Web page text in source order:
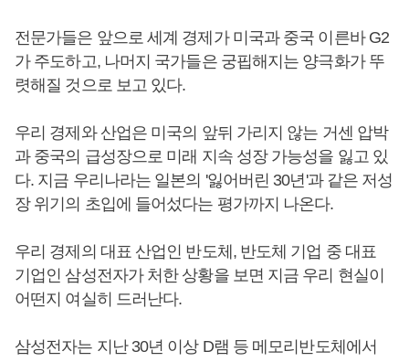
전문가들은 앞으로 세계 경제가 미국과 중국 이른바 G2
가 주도하고, 나머지 국가들은 궁핍해지는 양극화가 뚜
렷해질 것으로 보고 있다.
우리 경제와 산업은 미국의 앞뒤 가리지 않는 거센 압박
과 중국의 급성장으로 미래 지속 성장 가능성을 잃고 있
다. 지금 우리나라는 일본의 '잃어버린 30년'과 같은 저성
장 위기의 초입에 들어섰다는 평가까지 나온다.
우리 경제의 대표 산업인 반도체, 반도체 기업 중 대표
기업인 삼성전자가 처한 상황을 보면 지금 우리 현실이
어떤지 여실히 드러난다.
삼성전자는 지난 30년 이상 D램 등 메모리반도체에서